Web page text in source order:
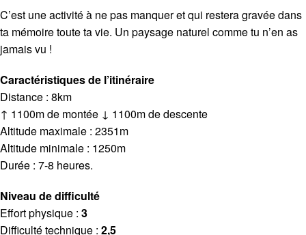
C’est une activité à ne pas manquer et qui restera gravée dans
ta mémoire toute ta vie. Un paysage naturel comme tu n’en as
jamais vu !
Caractéristiques de l’itinéraire
Distance : 8km
↑ 1100m de montée ↓ 1100m de descente
Altitude maximale : 2351m
Altitude minimale : 1250m
Durée : 7-8 heures.
Niveau de difficulté
Effort physique : 3
Difficulté technique : 2,5